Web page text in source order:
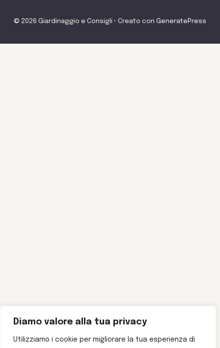
Diamo valore alla tua privacy
Utilizziamo i cookie per migliorare la tua esperienza di
© 2026 Giardinaggio e Consigli • Creato con GeneratePress